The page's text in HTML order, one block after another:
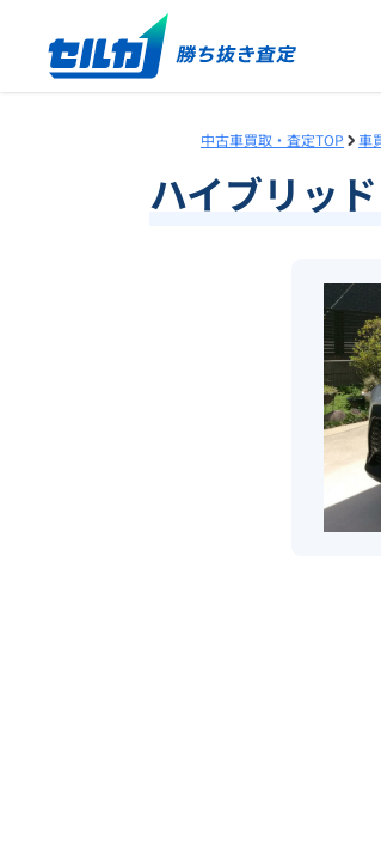
中古車買取・査定TOP 車
ハイブリッ